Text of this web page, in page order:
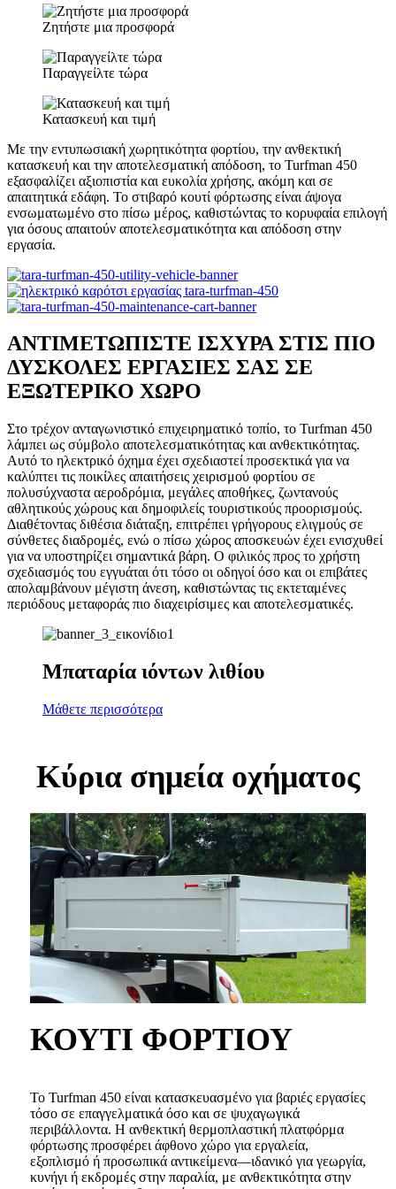
Ζητήστε μια προσφορά
Παραγγείλτε τώρα
Κατασκευή και τιμή
Με την εντυπωσιακή χωρητικότητα φορτίου, την ανθεκτική
κατασκευή και την αποτελεσματική απόδοση, το Turfman 450
εξασφαλίζει αξιοπιστία και ευκολία χρήσης, ακόμη και σε
απαιτητικά εδάφη. Το στιβαρό κουτί φόρτωσης είναι άψογα
ενσωματωμένο στο πίσω μέρος, καθιστώντας το κορυφαία επιλογή
για όσους απαιτούν αποτελεσματικότητα και απόδοση στην
εργασία.
ΑΝΤΙΜΕΤΩΠΙΣΤΕ ΙΣΧΥΡΑ ΣΤΙΣ ΠΙΟ
ΔΥΣΚΟΛΕΣ ΕΡΓΑΣΙΕΣ ΣΑΣ ΣΕ
ΕΞΩΤΕΡΙΚΟ ΧΩΡΟ
Στο τρέχον ανταγωνιστικό επιχειρηματικό τοπίο, το Turfman 450
λάμπει ως σύμβολο αποτελεσματικότητας και ανθεκτικότητας.
Αυτό το ηλεκτρικό όχημα έχει σχεδιαστεί προσεκτικά για να
καλύπτει τις ποικίλες απαιτήσεις χειρισμού φορτίου σε
πολυσύχναστα αεροδρόμια, μεγάλες αποθήκες, ζωντανούς
αθλητικούς χώρους και δημοφιλείς τουριστικούς προορισμούς.
Διαθέτοντας διθέσια διάταξη, επιτρέπει γρήγορους ελιγμούς σε
σύνθετες διαδρομές, ενώ ο πίσω χώρος αποσκευών έχει ενισχυθεί
για να υποστηρίζει σημαντικά βάρη. Ο φιλικός προς το χρήστη
σχεδιασμός του εγγυάται ότι τόσο οι οδηγοί όσο και οι επιβάτες
απολαμβάνουν μέγιστη άνεση, καθιστώντας τις εκτεταμένες
περιόδους μεταφοράς πιο διαχειρίσιμες και αποτελεσματικές.
Μπαταρία ιόντων λιθίου
Μάθετε περισσότερα
Κύρια σημεία οχήματος
ΚΟΥΤΙ ΦΟΡΤΙΟΥ
Το Turfman 450 είναι κατασκευασμένο για βαριές εργασίες
τόσο σε επαγγελματικά όσο και σε ψυχαγωγικά
περιβάλλοντα. Η ανθεκτική θερμοπλαστική πλατφόρμα
φόρτωσης προσφέρει άφθονο χώρο για εργαλεία,
εξοπλισμό ή προσωπικά αντικείμενα—ιδανικό για γεωργία,
κυνήγι ή εκδρομές στην παραλία, με ανθεκτικότητα στην